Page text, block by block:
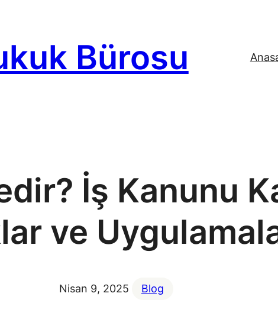
Bürosu
İş Kanunu
ve
Nisan 9, 2025 Blog